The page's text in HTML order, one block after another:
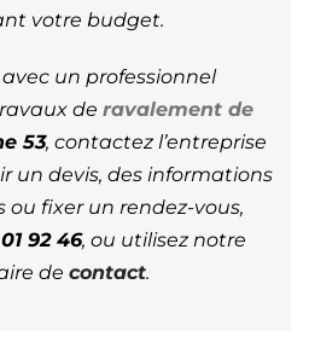
votre budget.
un professionnel
de ravalement de
53, contactez l’entreprise
un devis, des informations
fixer un rendez-vous,
92 46, ou utilisez notre
de contact.